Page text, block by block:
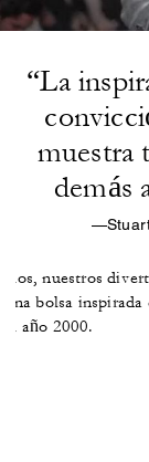
“La
muestra
demás
—Stuart
vaquera y piel.
nuestros
bolsa inspirada
año 2000.